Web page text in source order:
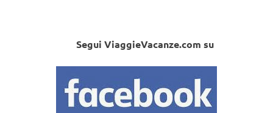
Segui ViaggieVacanze.com su